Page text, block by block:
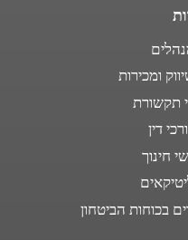
ומכירות
תקשורת
דין
חינוך
בכוחות הביטחון